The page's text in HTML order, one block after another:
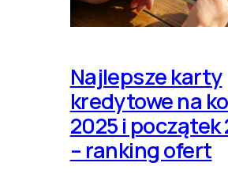
Najlepsze karty
kredytowe na
2025 i początek
– ranking ofert